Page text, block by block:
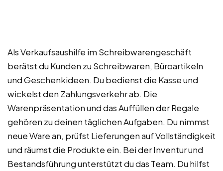
Als Verkaufsaushilfe im Schreibwarengeschäft
berätst du Kunden zu Schreibwaren, Büroartikeln
und Geschenkideen. Du bedienst die Kasse und
wickelst den Zahlungsverkehr ab. Die
Warenpräsentation und das Auffüllen der Regale
gehören zu deinen täglichen Aufgaben. Du nimmst
neue Ware an, prüfst Lieferungen auf Vollständigkeit
und räumst die Produkte ein. Bei der Inventur und
Bestandsführung unterstützt du das Team. Du hilfst